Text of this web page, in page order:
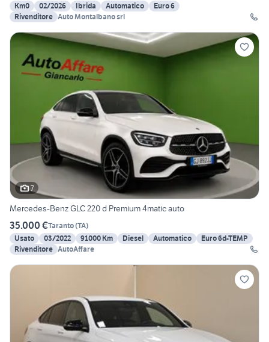
Km0
02/2026 Ibrida Automatico
Euro 6
Rivenditore Auto Montalbano srl
7
Mercedes-Benz GLC 220 d Premium 4matic auto
35.000 €Taranto(TA)
Usato
03/2022 91000 Km Diesel Automatico
Euro 6d-TEMP
Rivenditore AutoAffare